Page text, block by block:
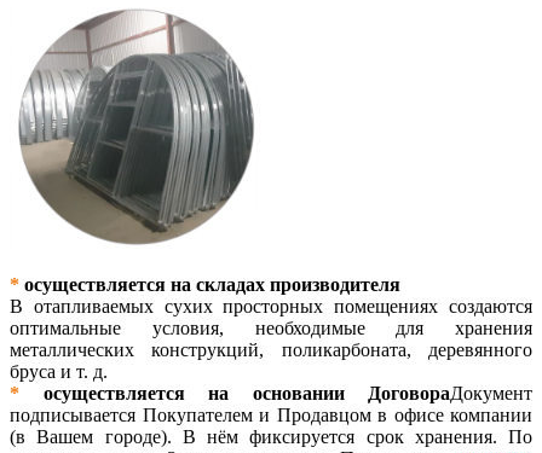
* осуществляется на складах производителя
В отапливаемых сухих просторных помещениях создаются
оптимальные условия, необходимые для хранения
металлических конструкций, поликарбоната, деревянного
бруса и т. д.
* осуществляется на основании ДоговораДокумент
подписывается Покупателем и Продавцом в офисе компании
(в Вашем городе). В нём фиксируется срок хранения. По